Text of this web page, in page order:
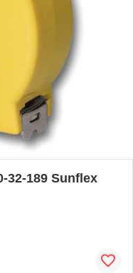
32-189 Sunflex